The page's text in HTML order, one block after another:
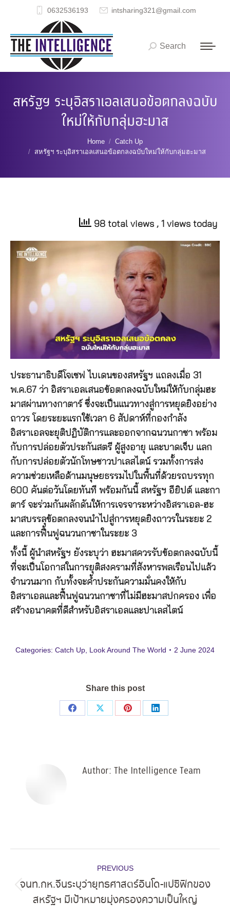
0632536193 intsharing321@gmail.com
Search:
Search
สหรัฐฯ ระบุอิสราเอลเสนอข้อตกลงฉบับ
ใหม่ให้กับกลุ่มฮะมาส
Home
Catch Up
สหรัฐฯ ระบุอิสราเอลเสนอข้อตกลงฉบับใหม่ให้กับกลุ่มฮะมาส
98 total views , 1 views today
ประธานาธิบดีโจเซฟ ไบเดนของสหรัฐฯ แถลงเมื่อ 31
พ.ค.67 ว่า อิสราเอลเสนอข้อตกลงฉบับใหม่ให้กับกลุ่มฮะ
มาสผ่านทางกาตาร์ ซึ่งจะเป็นแนวทางสู่การหยุดยิงอย่าง
ถาวร โดยระยะแรกใช้เวลา 6 สัปดาห์ที่กองกำลัง
อิสราเอลจะยุติปฏิบัติการและออกจากฉนวนกาซา พร้อม
กับการปล่อยตัวประกันสตรี ผู้สูงอายุ และบาดเจ็บ แลก
กับการปล่อยตัวนักโทษชาวปาเลสไตน์ รวมทั้งการส่ง
ความช่วยเหลือด้านมนุษยธรรมไปในพื้นที่ด้วยรถบรรทุก
600 คันต่อวันโดยทันที พร้อมกันนี้ สหรัฐฯ อียิปต์ และกา
ตาร์ จะร่วมกันผลักดันให้การเจรจาระหว่างอิสราเอล-ฮะ
มาสบรรลุข้อตกลงจนนำไปสู่การหยุดยิงถาวรในระยะ 2
และการฟื้นฟูฉนวนกาซาในระยะ 3
ทั้งนี้ ผู้นำสหรัฐฯ ยังระบุว่า ฮะมาสควรรับข้อตกลงฉบับนี้
ที่จะเป็นโอกาสในการยุติสงครามที่สังหารพลเรือนไปแล้ว
จำนวนมาก กับทั้งจะค้ำประกันความมั่นคงให้กับ
อิสราเอลและฟื้นฟูฉนวนกาซาที่ไม่มีฮะมาสปกครอง เพื่อ
สร้างอนาคตที่ดีสำหรับอิสราเอลและปาเลสไตน์
Categories: Catch Up Look Around The World 2 June 2024
Share this post
Share
Share
Share
Share
Author: The Intelligence Team
navigation
PREVIOUS
post:
จนท.กห.จีนระบุว่ายุทธศาสตร์อินโด-แปซิฟิกของ
สหรัฐฯ มีเป้าหมายมุ่งครองความเป็นใหญ่